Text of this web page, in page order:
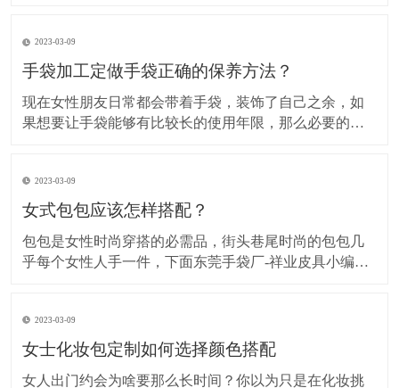
垫的针具须缝牢，尼龙线可用火烤断。具体方法如下： ​
旅行背包 1、用小刷子把浮土刷干净，适用于只有浮
2023-03-09
手袋加工定做手袋正确的保养方法？
现在女性朋友日常都会带着手袋，装饰了自己之余，如
果想要让手袋能够有比较长的使用年限，那么必要的护
擦拭手袋的表面，这样可以防止灰尘聚集，如果长时间
不使用的话，可以在手袋里面塞入报纸，防止出
2023-03-09
女式包包应该怎样搭配？
包包是女性时尚穿搭的必需品，街头巷尾时尚的包包几
乎每个女性人手一件，下面东莞手袋厂-祥业皮具小编大
这款帆布共和国的帆布双肩包做例：鲜明的色彩对接很
有个性，时尚的造型搭配普通的牛仔长衫，打底裤就
2023-03-09
女士化妆包定制如何选择颜色搭配
女人出门约会为啥要那么长时间？你以为只是在化妆挑